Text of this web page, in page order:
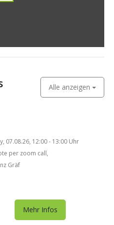
Alle anzeigen
07.08.26, 12:00 - 13:00 Uhr
per zoom call,
Gräf
Mehr Infos